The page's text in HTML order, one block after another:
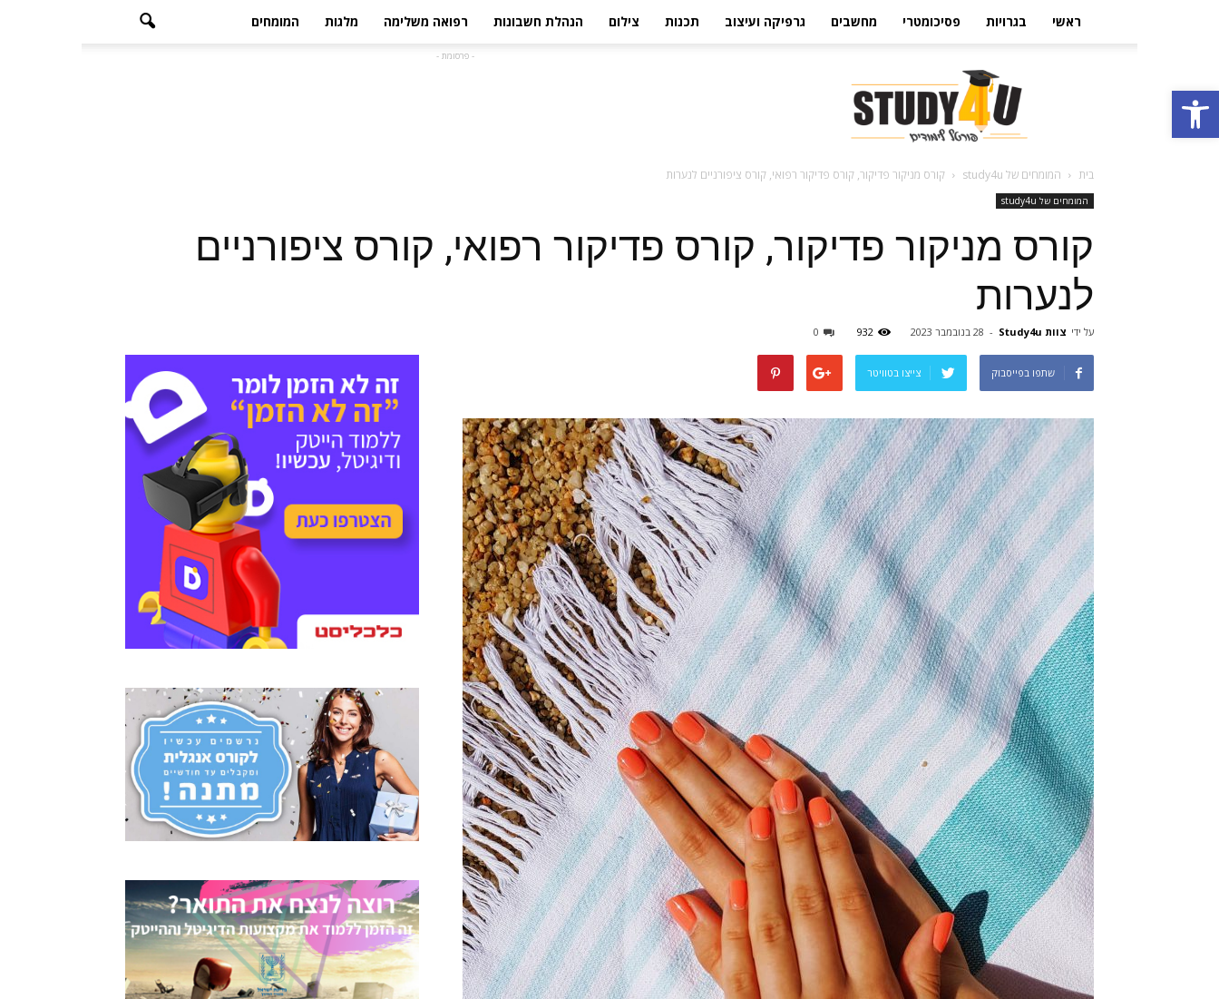
פתח סרגל נגישות
ראשי בגרויות פסיכומטרי מחשבים גרפיקה ועיצוב תכנות צילום הנהלת חשבונות רפואה משלימה מלגות המומחים
ללימודים
בישראל
Study4U
- פרסומת -
בית המומחים של study4u קורס מניקור פדיקור, קורס פדיקור רפואי, קורס ציפורניים לנערות
המומחים של study4u
קורס מניקור פדיקור, קורס פדיקור רפואי, קורס ציפורניים
לנערות
על ידי צוות Study4u - 28 בנובמבר 2023 932
0
שתפו בפייסבוק צייצו בטוויטר